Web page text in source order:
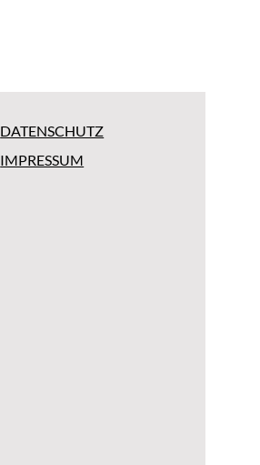
DATENSCHUTZ
IMPRESSUM